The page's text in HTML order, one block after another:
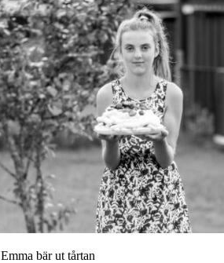
Emma bär ut tårtan